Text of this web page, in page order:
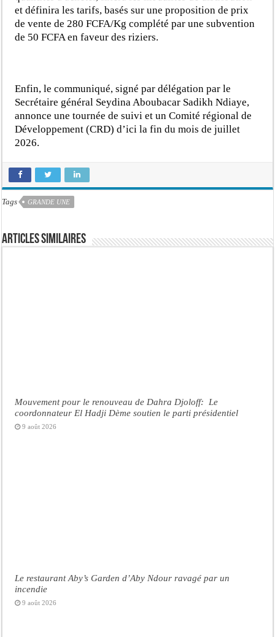
et définira les tarifs, basés sur une proposition de prix
de vente de 280 FCFA/Kg complété par une subvention
de 50 FCFA en faveur des riziers.
Enfin, le communiqué, signé par délégation par le
Secrétaire général Seydina Aboubacar Sadikh Ndiaye,
annonce une tournée de suivi et un Comité régional de
Développement (CRD) d’ici la fin du mois de juillet
2026.
Tags GRANDE UNE
Articles similaires
Mouvement pour le renouveau de Dahra Djoloff: Le
coordonnateur El Hadji Dème soutien le parti présidentiel
9 août 2026
Le restaurant Aby’s Garden d’Aby Ndour ravagé par un
incendie
9 août 2026